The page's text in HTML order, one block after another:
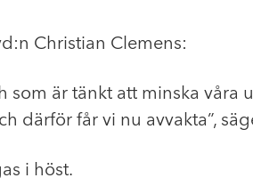
Christian Clemens:
som är tänkt att minska våra
därför får vi nu avvakta”,
i höst.